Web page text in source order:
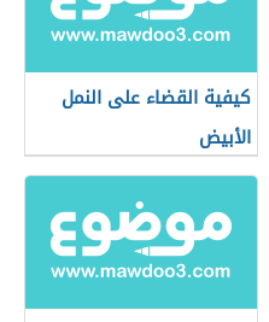
كيفية القضاء على النمل
الأبيض